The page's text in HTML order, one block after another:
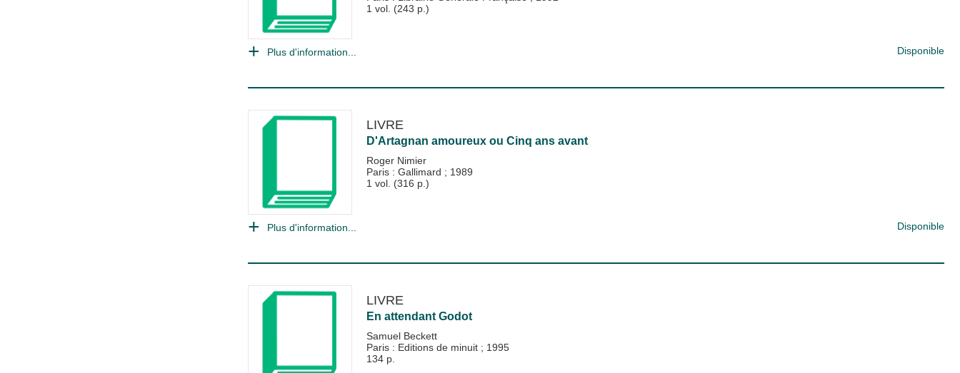
1 vol. (243 p.)
Plus d'information... Disponible
LIVRE
D'Artagnan amoureux ou Cinq ans avant
Roger Nimier
Paris : Gallimard ; 1989
1 vol. (316 p.)
Plus d'information... Disponible
LIVRE
En attendant Godot
Samuel Beckett
Paris : Editions de minuit ; 1995
134 p.